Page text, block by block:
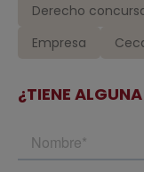
Derecho
Empresa
¿TIENE